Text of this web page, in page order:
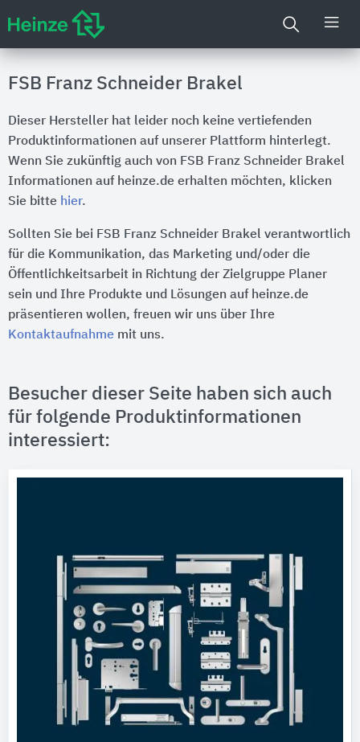
FSB Franz Schneider Brakel
Dieser Hersteller hat leider noch keine vertiefenden
Produktinformationen auf unserer Plattform hinterlegt.
Wenn Sie zukünftig auch von FSB Franz Schneider Brakel
Informationen auf heinze.de erhalten möchten, klicken
Sie bitte hier.
Sollten Sie bei FSB Franz Schneider Brakel verantwortlich
für die Kommunikation, das Marketing und/oder die
Öffentlichkeitsarbeit in Richtung der Zielgruppe Planer
sein und Ihre Produkte und Lösungen auf heinze.de
präsentieren wollen, freuen wir uns über Ihre
Kontaktaufnahme mit uns.
Besucher dieser Seite haben sich auch
für folgende Produktinformationen
interessiert: